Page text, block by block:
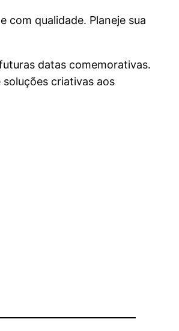
com qualidade. Planeje sua
datas comemorativas.
criativas aos